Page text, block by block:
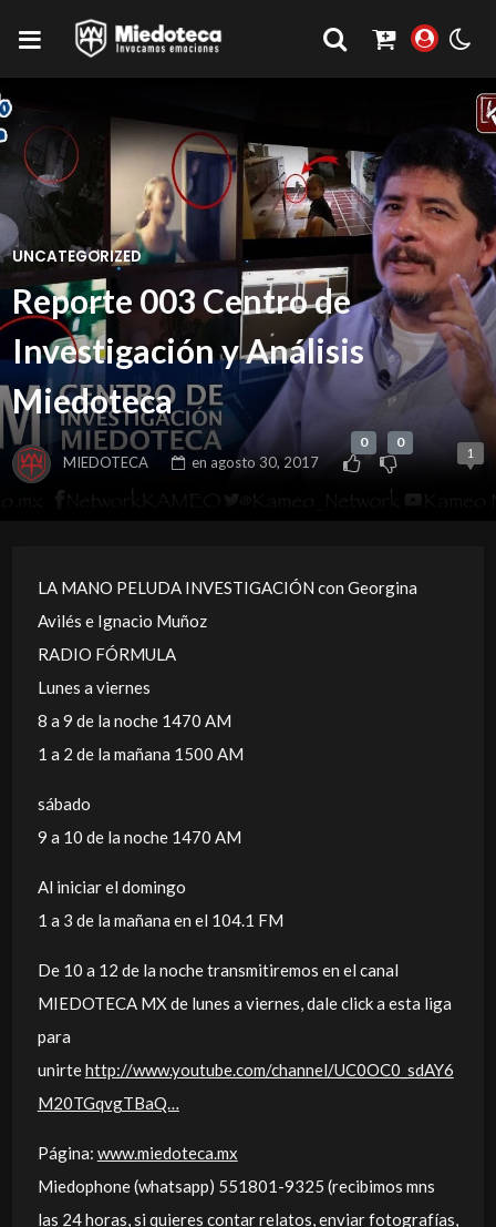
UNCATEGORIZED
Reporte 003 Centro de
Investigación y Análisis
Miedoteca
MIEDOTECA en agosto 30, 2017
0 0
1
LA MANO PELUDA INVESTIGACIÓN con Georgina
Avilés e Ignacio Muñoz
RADIO FÓRMULA
Lunes a viernes
8 a 9 de la noche 1470 AM
1 a 2 de la mañana 1500 AM
sábado
9 a 10 de la noche 1470 AM
Al iniciar el domingo
1 a 3 de la mañana en el 104.1 FM
De 10 a 12 de la noche transmitiremos en el canal
MIEDOTECA MX de lunes a viernes, dale click a esta liga
para
unirtehttp://www.youtube.com/channel/UC0OC0_sdAY6
M20TGqvgTBaQ…
Página: www.miedoteca.mx
Miedophone (whatsapp) 551801-9325 (recibimos mns
las 24 horas, si quieres contar relatos, enviar fotografías,